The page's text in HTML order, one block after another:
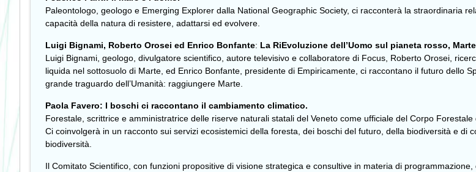
Paleontologo, geologo e Emerging Explorer dalla National Geographic Society, ci racconterà la straordinaria
capacità della natura di resistere, adattarsi ed evolvere.
Luigi Bignami, Roberto Orosei ed Enrico Bonfante: La RiEvoluzione dell’Uomo sul pianeta rosso,
Luigi Bignami, geologo, divulgatore scientifico, autore televisivo e collaboratore di Focus, Roberto Orosei,
liquida nel sottosuolo di Marte, ed Enrico Bonfante, presidente di Empiricamente, ci raccontano il futuro dello
grande traguardo dell’Umanità: raggiungere Marte.
Paola Favero: I boschi ci raccontano il cambiamento climatico.
Forestale, scrittrice e amministratrice delle riserve naturali statali del Veneto come ufficiale del Corpo Forestale
Ci coinvolgerà in un racconto sui servizi ecosistemici della foresta, dei boschi del futuro, della biodiversità e di
biodiversità.
Il Comitato Scientifico, con funzioni propositive di visione strategica e consultive in materia di programmazione,